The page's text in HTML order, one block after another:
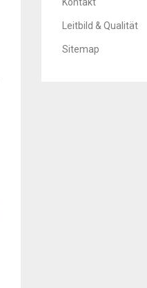
Leitbild & Qualität
Sitemap